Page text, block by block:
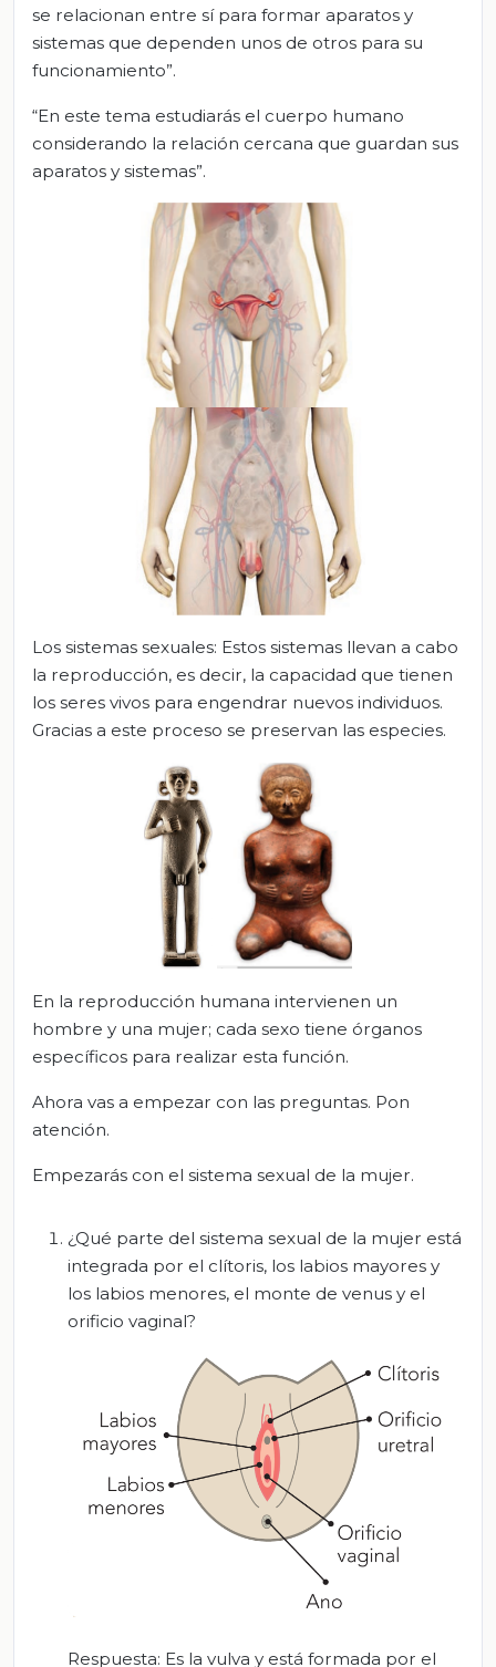
se relacionan entre sí para formar aparatos y
sistemas que dependen unos de otros para su
funcionamiento”.
“En este tema estudiarás el cuerpo humano
considerando la relación cercana que guardan sus
aparatos y sistemas”.
Los sistemas sexuales: Estos sistemas llevan a cabo
la reproducción, es decir, la capacidad que tienen
los seres vivos para engendrar nuevos individuos.
Gracias a este proceso se preservan las especies.
En la reproducción humana intervienen un
hombre y una mujer; cada sexo tiene órganos
específicos para realizar esta función.
Ahora vas a empezar con las preguntas. Pon
atención.
Empezarás con el sistema sexual de la mujer.
¿Qué parte del sistema sexual de la mujer está
integrada por el clítoris, los labios mayores y
los labios menores, el monte de venus y el
orificio vaginal?
Respuesta: Es la vulva y está formada por el